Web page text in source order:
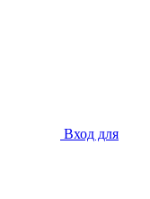
Вход для